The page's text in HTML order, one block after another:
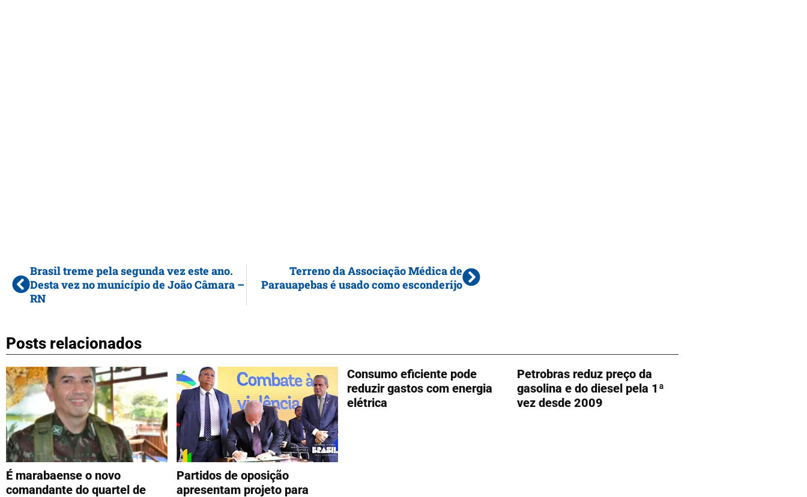
Brasil treme pela segunda vez este ano.
Desta vez no município de João Câmara –
RN
Terreno da Associação Médica de
Parauapebas é usado como esconderijo
Posts relacionados
É marabaense o novo
comandante do quartel de
Partidos de oposição
apresentam projeto para
Consumo eficiente pode
reduzir gastos com energia
elétrica
Petrobras reduz preço da
gasolina e do diesel pela 1ª
vez desde 2009